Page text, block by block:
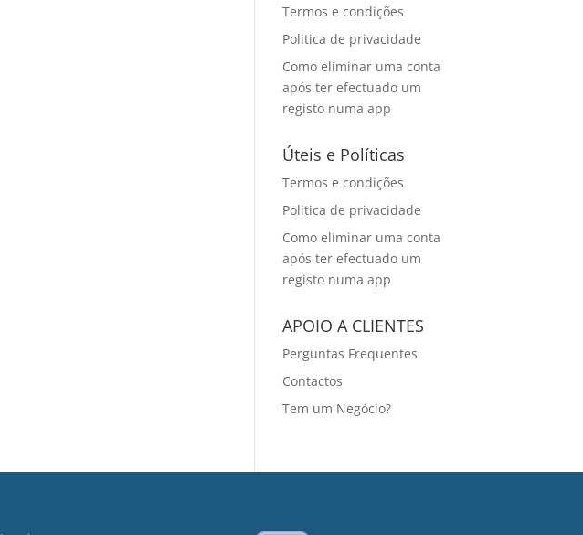
Termos e condições
Politica de privacidade
Como eliminar uma conta
após ter efectuado um
registo numa app
Úteis e Políticas
Termos e condições
Politica de privacidade
Como eliminar uma conta
após ter efectuado um
registo numa app
APOIO A CLIENTES
Perguntas Frequentes
Contactos
Tem um Negócio?